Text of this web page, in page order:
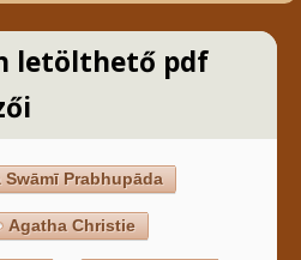
letölthető pdf
Prabhupāda
Agatha Christie